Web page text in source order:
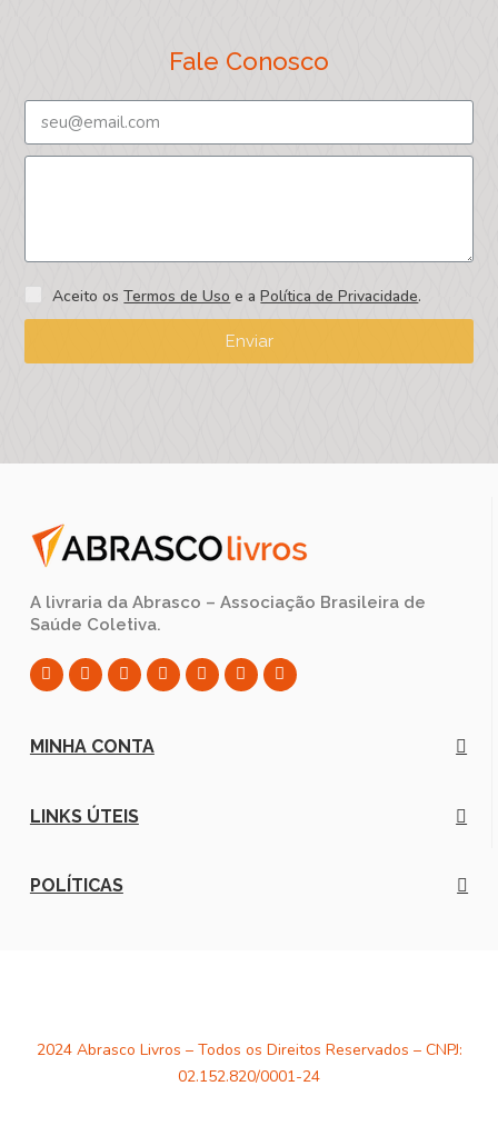
Fale Conosco
Aceito osTermos de Uso e aPolítica de Privacidade.
Enviar
A livraria da Abrasco – Associação Brasileira de
Saúde Coletiva.
MINHA CONTA
LINKS ÚTEIS
POLÍTICAS
2024 Abrasco Livros – Todos os Direitos Reservados – CNPJ:
02.152.820/0001-24